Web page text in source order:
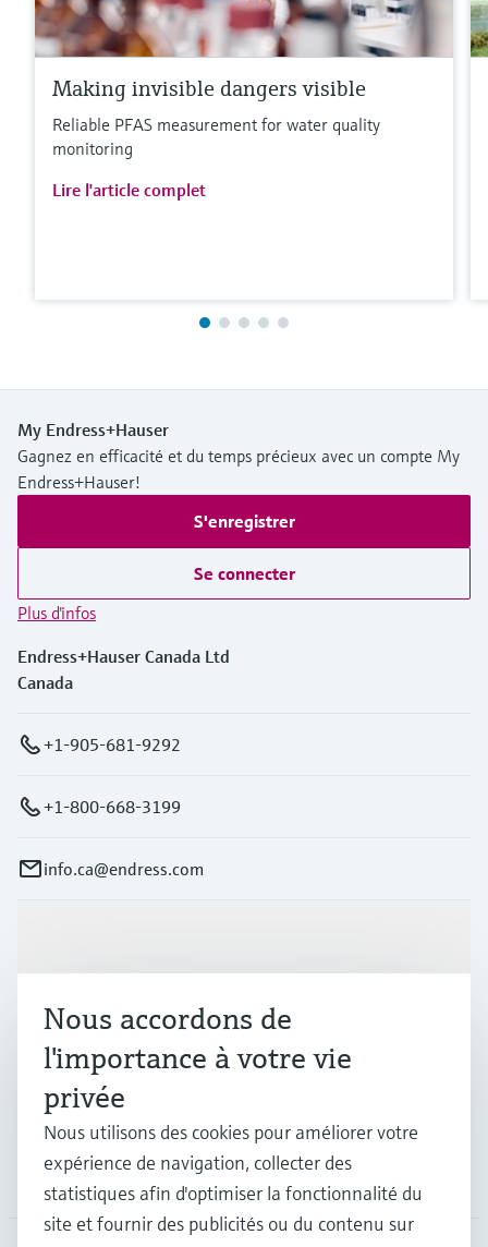
Making invisible dangers visible
Reliable PFAS measurement for water quality
monitoring
Lire l'article complet
My Endress+Hauser
Gagnez en efficacité et du temps précieux avec un compte My
Endress+Hauser!
S'enregistrer
Se connecter
Plus d'infos
Endress+Hauser Canada Ltd
Canada
+1-905-681-9292
+1-800-668-3199
info.ca@endress.com
Industries
Support
Société
Nous accordons de
l'importance à votre vie
privée
Nous utilisons des cookies pour améliorer votre
expérience de navigation, collecter des
statistiques afin d'optimiser la fonctionnalité du
site et fournir des publicités ou du contenu sur